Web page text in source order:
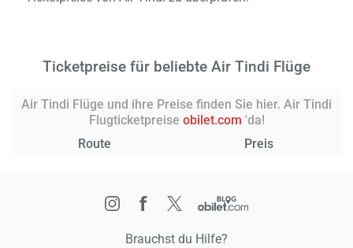
Ticketpreise für beliebte Air Tindi Flüge
Air Tindi Flüge und ihre Preise finden Sie hier. Air Tindi
Flugticketpreise obilet.com 'da!
Route
Preis
Brauchst du Hilfe?